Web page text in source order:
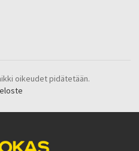
oikeudet pidätetään.